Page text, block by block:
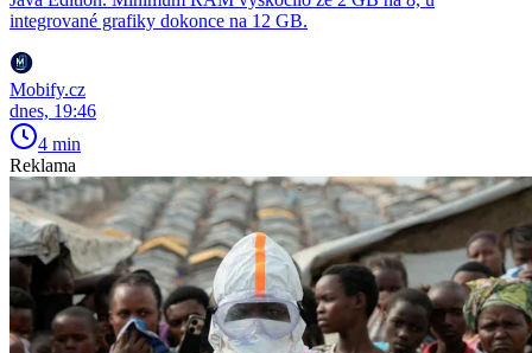
integrované grafiky dokonce na 12 GB.
Mobify.cz
dnes, 19:46
4 min
Reklama